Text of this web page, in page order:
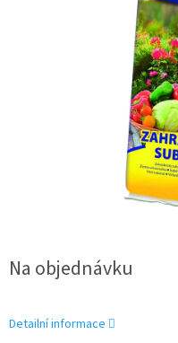
Na objednávku
Detailní informace